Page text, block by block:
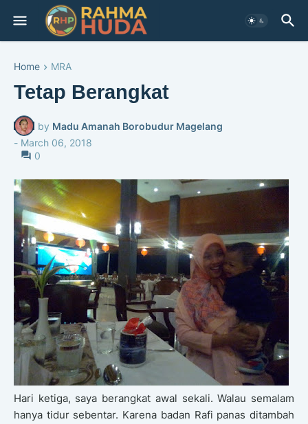
Home MRA
Tetap Berangkat
by Madu Amanah Borobudur Magelang
- March 06, 2018
0
Hari ketiga, saya berangkat awal sekali. Walau semalam
hanya tidur sebentar. Karena badan Rafi panas ditambah